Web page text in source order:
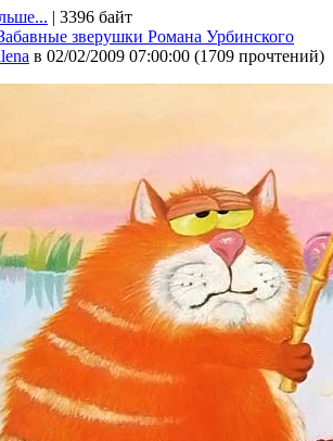
| 3396 байт
зверушки Романа Урбинского
в 02/02/2009 07:00:00 (1709 прочтений)